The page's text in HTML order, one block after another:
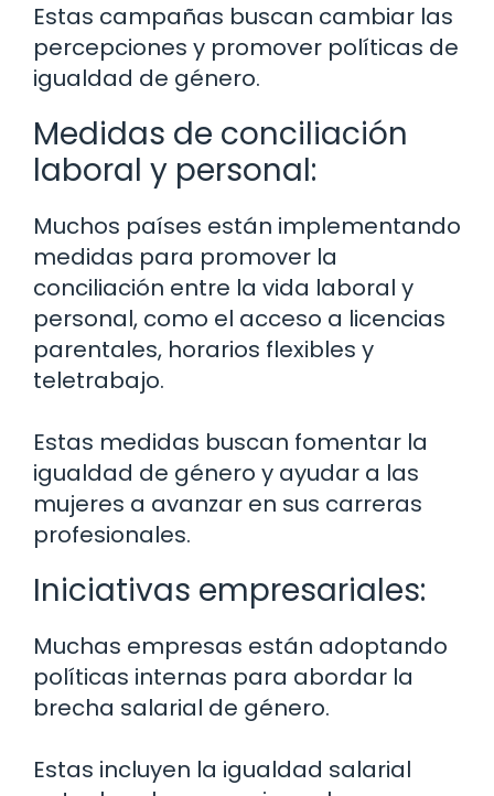
Estas campañas buscan cambiar las
percepciones y promover políticas de
igualdad de género.
Medidas de conciliación
laboral y personal:
Muchos países están implementando
medidas para promover la
conciliación entre la vida laboral y
personal, como el acceso a licencias
parentales, horarios flexibles y
teletrabajo.
Estas medidas buscan fomentar la
igualdad de género y ayudar a las
mujeres a avanzar en sus carreras
profesionales.
Iniciativas empresariales:
Muchas empresas están adoptando
políticas internas para abordar la
brecha salarial de género.
Estas incluyen la igualdad salarial